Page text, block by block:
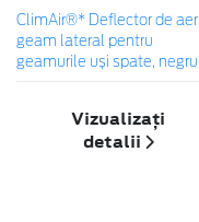
ClimAir®* Deflector de aer
geam lateral pentru
geamurile uși spate, negru
Vizualizați
detalii